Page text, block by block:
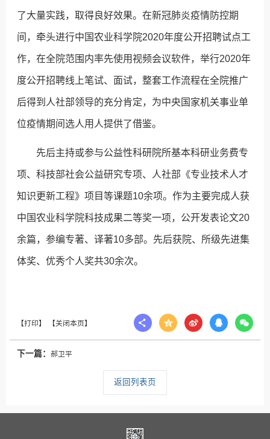
了大量实践，取得良好效果。在新冠肺炎疫情防控期
间，牵头进行中国农业科学院2020年度公开招聘试点工
作，在全院范围内率先使用视频会议软件，举行2020年
度公开招聘线上笔试、面试，整套工作流程在全院推广
后得到人社部领导的充分肯定，为中央国家机关事业单
位疫情期间选人用人提供了借鉴。
先后主持或参与公益性科研院所基本科研业务费专
项、科技部社会公益研究专项、人社部《专业技术人才
知识更新工程》项目等课题10余项。作为主要完成人获
中国农业科学院科技成果二等奖一项，公开发表论文20
余篇，参编专著、译著10多部。先后获院、所级先进集
体奖、优秀个人奖共30余次。
下一篇：郝卫平
返回列表页